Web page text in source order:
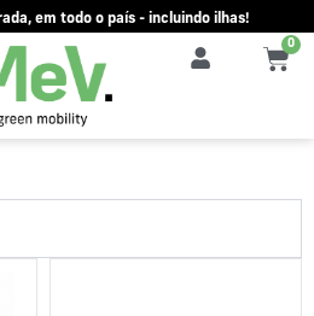
em todo o país - incluindo ilhas!
0